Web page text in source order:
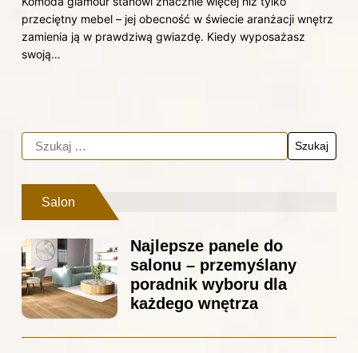
przeciętny mebel – jej obecność w świecie aranżacji wnętrz
zamienia ją w prawdziwą gwiazdę. Kiedy wyposażasz
swoją…
Salon
Najlepsze panele do
salonu – przemyślany
poradnik wyboru dla
każdego wnętrza